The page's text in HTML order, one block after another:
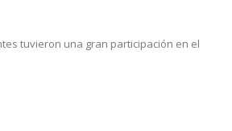
tuvieron una gran participación en el